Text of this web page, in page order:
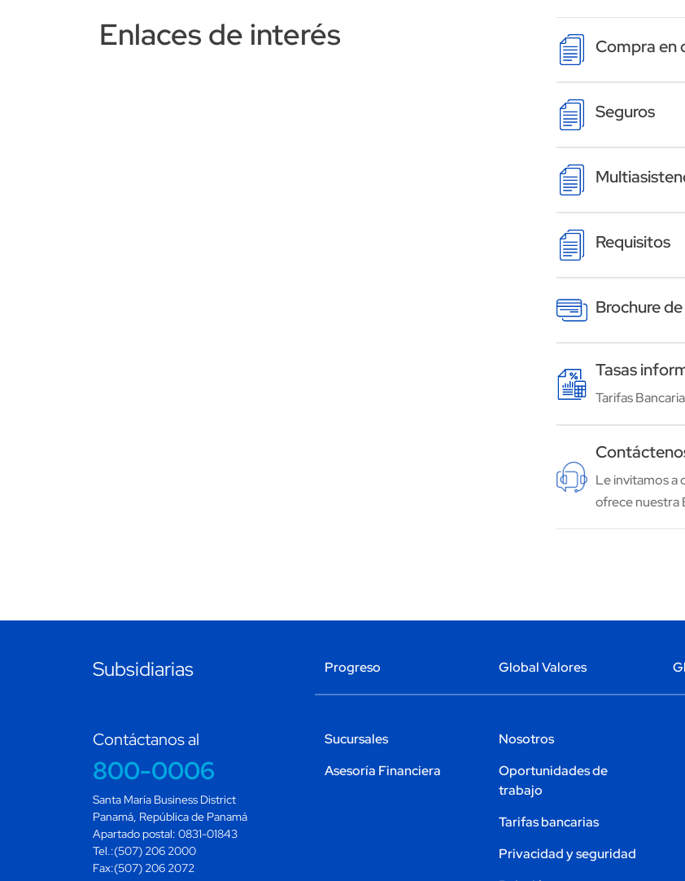
Enlaces de interés ImageCompra en
ImageSeguros
Image
ImageRequisitos
ImageBrochure
Image Tasas
Tarifas
ImageLe invitamos a
ofrece nuestra
Subsidiarias Progreso Global Valores
Contáctanos al
800-0006
Santa María Business District
Panamá, República de Panamá
Apartado postal: 0831-01843
Tel.:(507) 206 2000
Fax:(507) 206 2072
Sucursales
Asesoría Financiera
Nosotros
Oportunidades de
trabajo
Tarifas bancarias
Privacidad y seguridad